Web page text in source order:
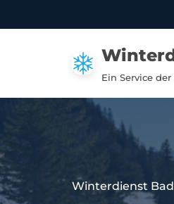
Ein Service
Winterdienst